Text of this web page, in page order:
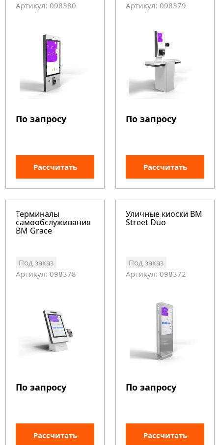
Артикул: 098380
По запросу
Рассчитать
Артикул: 098379
По запросу
Рассчитать
Терминалы
самообслуживания
BM Grace
Под заказ
Артикул: 098378
По запросу
Рассчитать
Уличные киоски BM
Street Duo
Под заказ
Артикул: 098372
По запросу
Рассчитать